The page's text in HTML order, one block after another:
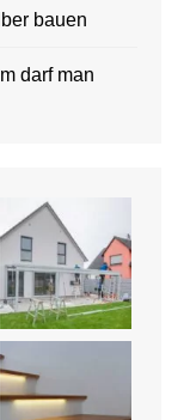
bauen
darf man